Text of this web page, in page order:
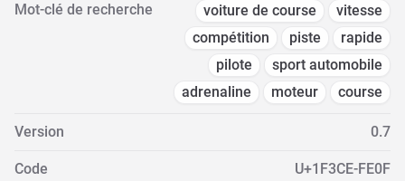
Mot-clé de recherche voiture de course
vitesse
compétition
piste
rapide
pilote
sport automobile
adrenaline
moteur course
Version 0.7
Code U+1F3CE-FE0F